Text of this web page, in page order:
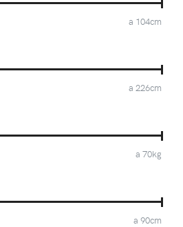
a 104cm
a 226cm
a 70kg
a 90cm